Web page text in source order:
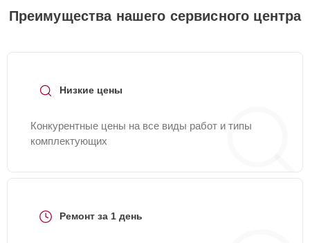
Преимущества нашего сервисного центра
Низкие цены
Конкурентные цены на все виды работ и типы
комплектующих
Ремонт за 1 день